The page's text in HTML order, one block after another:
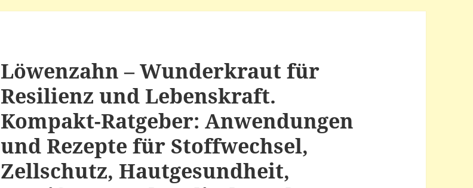
Löwenzahn – Wunderkraut für
Resilienz und Lebenskraft.
Kompakt-Ratgeber: Anwendungen
und Rezepte für Stoffwechsel,
Zellschutz, Hautgesundheit,